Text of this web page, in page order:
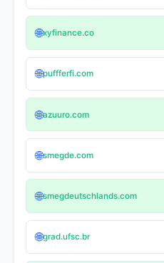
🌐xyfinance.co
🌐puffferfi.com
🌐azuuro.com
🌐smegde.com
🌐smegdeutschlands.com
🌐grad.ufsc.br